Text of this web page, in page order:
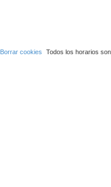
Todos los horarios son
Borrar cookies